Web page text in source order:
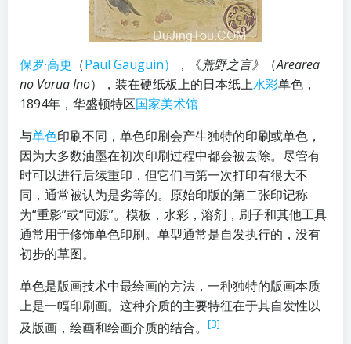
保罗·高更 （Paul Gauguin） ，《荒野之言》 （Arearea
no Varua Ino），装在硬纸板上的日本纸上水彩单色，
1894年，华盛顿特区国家美术馆
与单色印刷不同，单色印刷会产生独特的印刷或单色，
因为大多数油墨在初次印刷过程中都会被去除。尽管有
时可以进行后续重印，但它们与第一次打印有很大不
同，通常被认为是劣等的。原始印版的第二张印记称
为“重影”或“同源”。模板，水彩，溶剂，刷子和其他工具
通常用于修饰单色印刷。单型通常是自发执行的，没有
初步的草图。
单色是版画技术中最绘画的方法，一种独特的版画本质
上是一幅印刷画。这种介质的主要特征在于其自发性以
及版画，绘画和绘画介质的结合。
[3]